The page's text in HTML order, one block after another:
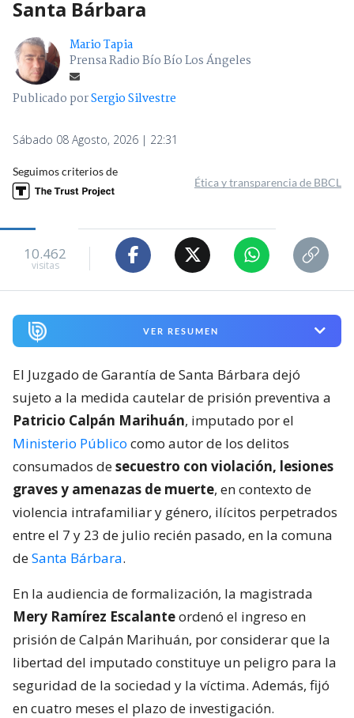
Santa Bárbara
Mario Tapia
Prensa Radio Bío Bío Los Ángeles
Publicado porSergio Silvestre
Sábado 08 Agosto, 2026 | 22:31
Seguimos criterios de
Ética y transparencia de BBCL
10.462
visitas
VER RESUMEN
El Juzgado de Garantía de Santa Bárbara dejó
sujeto a la medida cautelar de prisión preventiva a
Patricio Calpán Marihuán, imputado por el
Ministerio Público como autor de los delitos
consumados desecuestro con violación, lesiones
graves y amenazas de muerte, en contexto de
violencia intrafamiliar y género, ilícitos perpetrados
entre el 7 y 23 de julio recién pasado, en la comuna
deSanta Bárbara.
En la audiencia de formalización, la magistrada
Mery Ramírez Escalanteordenó el ingreso en
prisión de Calpán Marihuán, por considerar que la
libertad del imputado constituye un peligro para la
seguridad de la sociedad y la víctima. Además, fijó
en cuatro meses el plazo de investigación.